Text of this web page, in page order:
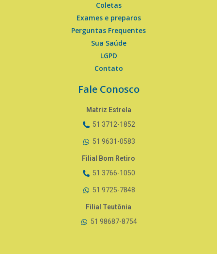
Coletas
Exames e preparos
Perguntas Frequentes
Sua Saúde
LGPD
Contato
Fale Conosco
Matriz Estrela
51 3712-1852
51 9631-0583
Filial Bom Retiro
51 3766-1050
51 9725-7848
Filial Teutônia
51 98687-8754